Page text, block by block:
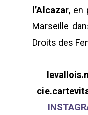
l’Alcazar, en
Marseille
Droits des